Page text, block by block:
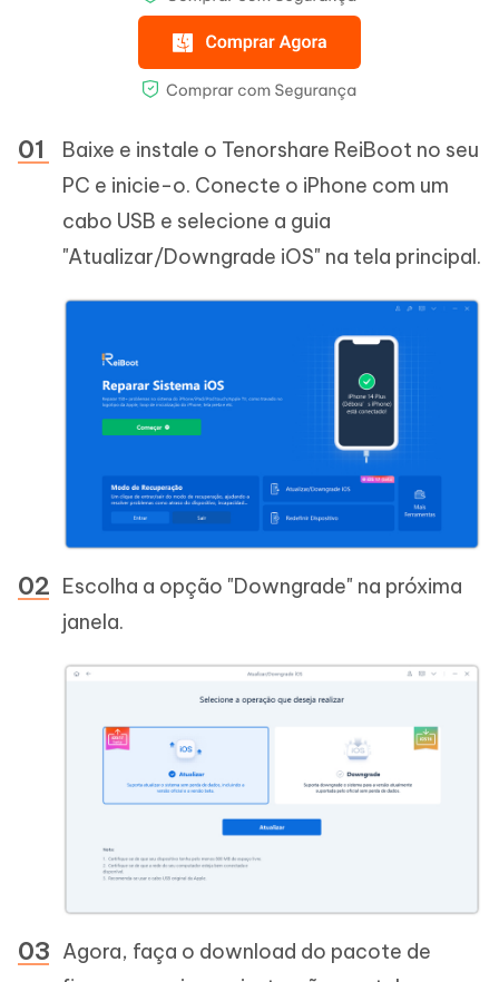
Baixe e instale o Tenorshare ReiBoot no seu
PC e inicie-o. Conecte o iPhone com um
cabo USB e selecione a guia
"Atualizar/Downgrade iOS" na tela principal.
Escolha a opção "Downgrade" na próxima
janela.
Agora, faça o download do pacote de